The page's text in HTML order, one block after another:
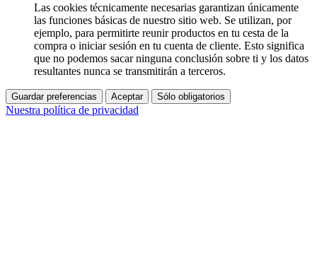
Las cookies técnicamente necesarias garantizan únicamente
las funciones básicas de nuestro sitio web. Se utilizan, por
ejemplo, para permitirte reunir productos en tu cesta de la
compra o iniciar sesión en tu cuenta de cliente. Esto significa
que no podemos sacar ninguna conclusión sobre ti y los datos
resultantes nunca se transmitirán a terceros.
Guardar preferencias Aceptar Sólo obligatorios
Nuestra política de privacidad